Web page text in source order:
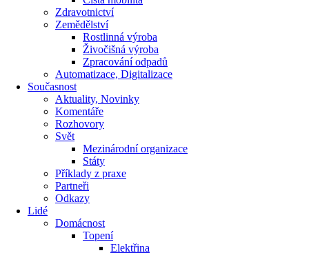
Zdravotnictví
Zemědělství
Rostlinná výroba
Živočišná výroba
Zpracování odpadů
Automatizace, Digitalizace
Současnost
Aktuality, Novinky
Komentáře
Rozhovory
Svět
Mezinárodní organizace
Státy
Příklady z praxe
Partneři
Odkazy
Lidé
Domácnost
Topení
Elektřina